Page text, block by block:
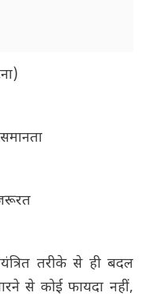
तरीके से ही बदल
से कोई फायदा नहीं,